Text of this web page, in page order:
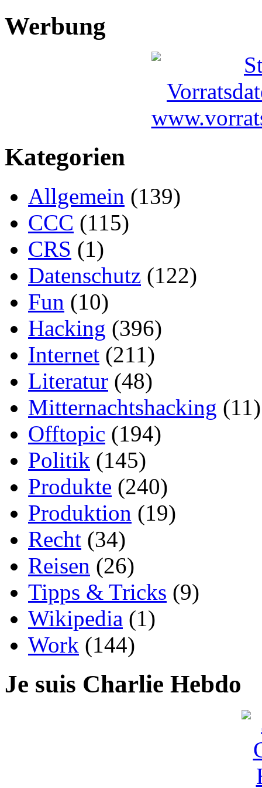
Werbung
Kategorien
Allgemein (139)
CCC (115)
CRS (1)
Datenschutz (122)
Fun (10)
Hacking (396)
Internet (211)
Literatur (48)
Mitternachtshacking (11)
Offtopic (194)
Politik (145)
Produkte (240)
Produktion (19)
Recht (34)
Reisen (26)
Tipps & Tricks (9)
Wikipedia (1)
Work (144)
Je suis Charlie Hebdo